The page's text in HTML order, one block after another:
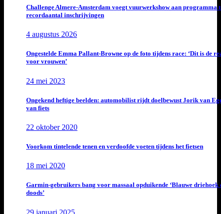
Challenge Almere-Amsterdam voegt vuurwerkshow aan programma
recordaantal inschrijvingen
4 augustus 2026
Ongestelde Emma Pallant-Browne op de foto tijdens race: ‘Dit is de
voor vrouwen’
24 mei 2023
Ongekend heftige beelden: automobilist rijdt doelbewust Jorik van
van fiets
22 oktober 2020
Voorkom tintelende tenen en verdoofde voeten tijdens het fietsen
18 mei 2020
Garmin-gebruikers bang voor massaal opduikende ‘Blauwe driehoek
doods’
29 januari 2025